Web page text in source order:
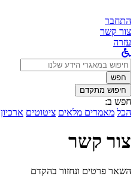
התחבר
צור קשר
עזרה
לחפש
ב:חפש
חיפוש מתקדם
חפש ב:
הכל מאמרים מלאים ציטוטים ארכיון
צור קשר
השאר פרטים ונחזור בהקדם